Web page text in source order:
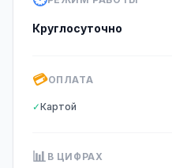
Круглосуточно
💳ОПЛАТА
✓Картой
📊 В ЦИФРАХ